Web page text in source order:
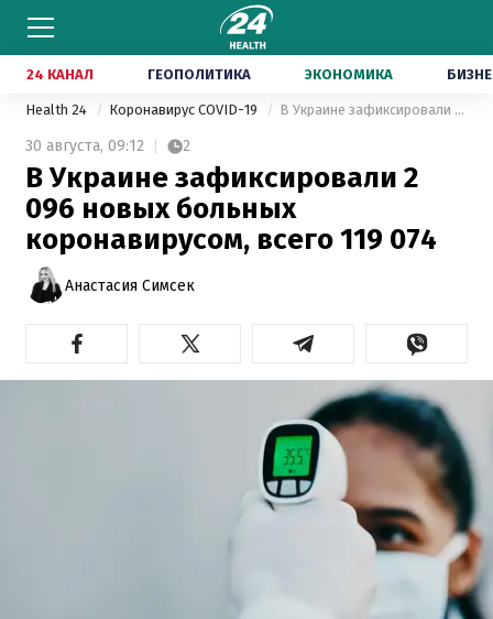
24 КАНАЛ ГЕОПОЛИТИКА ЭКОНОМИКА
Health 24 Коронавирус COVID-19 В Украине зафиксировали 2 096 новых больных коронавирусом, всего 119 074
30 августа, 09:12 2
В Украине зафиксировали 2
096 новых больных
коронавирусом, всего 119 074
Анастасия Симсек